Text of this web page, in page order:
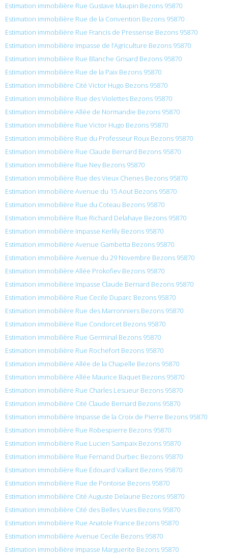
Estimation immobilière Rue Gustave Maupin Bezons 95870
Estimation immobilière Rue de la Convention Bezons 95870
Estimation immobilière Rue Francis de Pressense Bezons 95870
Estimation immobilière Impasse de l’Agriculture Bezons 95870
Estimation immobilière Rue Blanche Grisard Bezons 95870
Estimation immobilière Rue de la Paix Bezons 95870
Estimation immobilière Cité Victor Hugo Bezons 95870
Estimation immobilière Rue des Violettes Bezons 95870
Estimation immobilière Allée de Normandie Bezons 95870
Estimation immobilière Rue Victor Hugo Bezons 95870
Estimation immobilière Rue du Professeur Roux Bezons 95870
Estimation immobilière Rue Claude Bernard Bezons 95870
Estimation immobilière Rue Ney Bezons 95870
Estimation immobilière Rue des Vieux Chenes Bezons 95870
Estimation immobilière Avenue du 15 Aout Bezons 95870
Estimation immobilière Rue du Coteau Bezons 95870
Estimation immobilière Rue Richard Delahaye Bezons 95870
Estimation immobilière Impasse Kerlily Bezons 95870
Estimation immobilière Avenue Gambetta Bezons 95870
Estimation immobilière Avenue du 29 Novembre Bezons 95870
Estimation immobilière Allée Prokofiev Bezons 95870
Estimation immobilière Impasse Claude Bernard Bezons 95870
Estimation immobilière Rue Cecile Duparc Bezons 95870
Estimation immobilière Rue des Marronniers Bezons 95870
Estimation immobilière Rue Condorcet Bezons 95870
Estimation immobilière Rue Germinal Bezons 95870
Estimation immobilière Rue Rochefort Bezons 95870
Estimation immobilière Allée de la Chapelle Bezons 95870
Estimation immobilière Allée Maurice Baquet Bezons 95870
Estimation immobilière Rue Charles Lesueur Bezons 95870
Estimation immobilière Cité Claude Bernard Bezons 95870
Estimation immobilière Impasse de la Croix de Pierre Bezons 95870
Estimation immobilière Rue Robespierre Bezons 95870
Estimation immobilière Rue Lucien Sampaix Bezons 95870
Estimation immobilière Rue Fernand Durbec Bezons 95870
Estimation immobilière Rue Édouard Vaillant Bezons 95870
Estimation immobilière Rue de Pontoise Bezons 95870
Estimation immobilière Cité Auguste Delaune Bezons 95870
Estimation immobilière Cité des Belles Vues Bezons 95870
Estimation immobilière Rue Anatole France Bezons 95870
Estimation immobilière Avenue Cecile Bezons 95870
Estimation immobilière Impasse Marguerite Bezons 95870